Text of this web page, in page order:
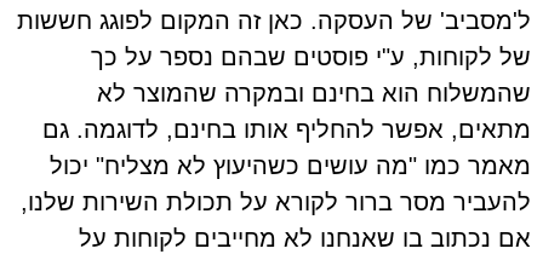
ל'מסביב' של העסקה. כאן זה המקום לפוגג חששות
של לקוחות, ע"י פוסטים שבהם נספר על כך
שהמשלוח הוא בחינם ובמקרה שהמוצר לא
מתאים, אפשר להחליף אותו בחינם, לדוגמה. גם
מאמר כמו "מה עושים כשהיעוץ לא מצליח" יכול
להעביר מסר ברור לקורא על תכולת השירות שלנו,
אם נכתוב בו שאנחנו לא מחייבים לקוחות על